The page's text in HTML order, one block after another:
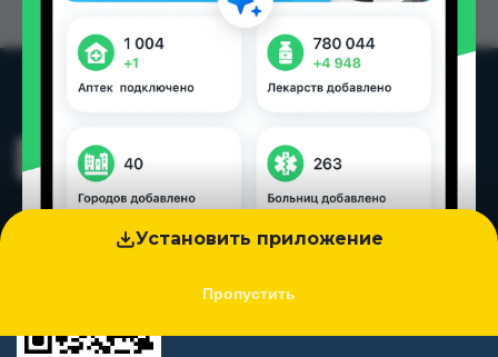
Установить приложение
Пропустить